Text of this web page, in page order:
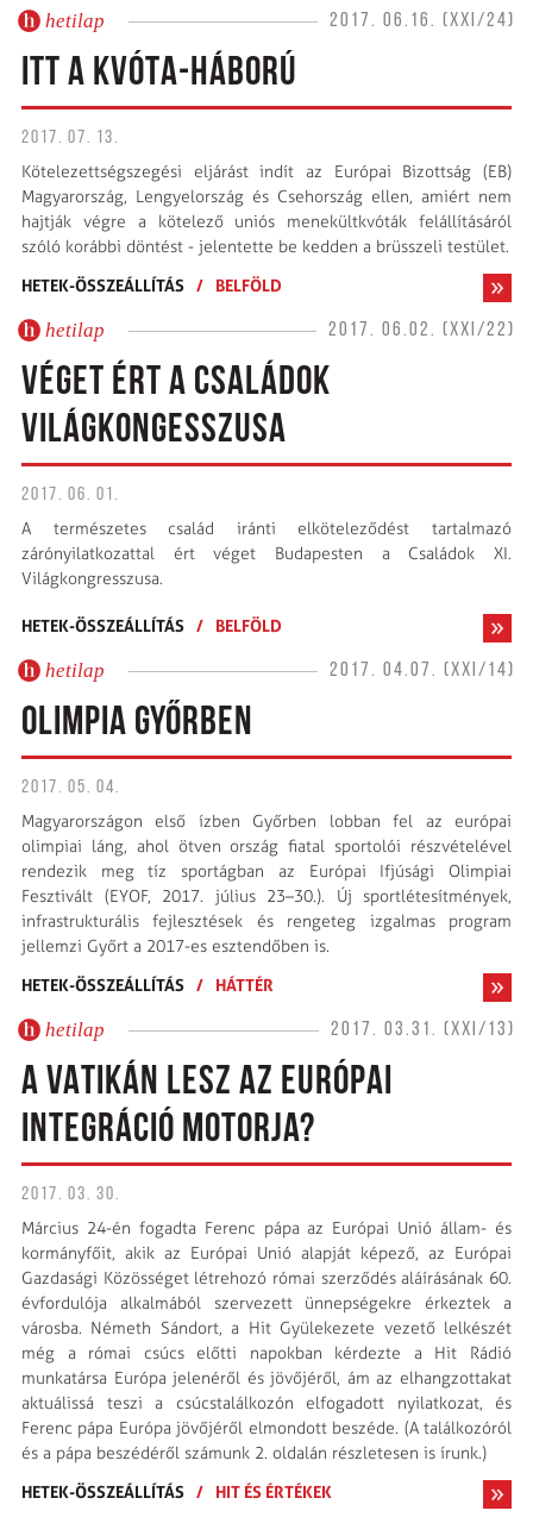
hetilap 2017. 06.16. (XXI/24)
ITT A KVÓTA-HÁBORÚ
2017. 07. 13.
Kötelezettségszegési eljárást indít az Európai Bizottság (EB)
Magyarország, Lengyelország és Csehország ellen, amiért nem
hajtják végre a kötelező uniós menekültkvóták felállításáról
szóló korábbi döntést - jelentette be kedden a brüsszeli testület.
HETEK-ÖSSZEÁLLÍTÁS / BELFÖLD
hetilap 2017. 06.02. (XXI/22)
VÉGET ÉRT A CSALÁDOK
VILÁGKONGESSZUSA
2017. 06. 01.
A természetes család iránti elköteleződést tartalmazó
zárónyilatkozattal ért véget Budapesten a Családok XI.
Világkongresszusa.
HETEK-ÖSSZEÁLLÍTÁS / BELFÖLD
hetilap 2017. 04.07. (XXI/14)
OLIMPIA GYŐRBEN
2017. 05. 04.
Magyarországon első ízben Győrben lobban fel az európai
olimpiai láng, ahol ötven ország fiatal sportolói részvételével
rendezik meg tíz sportágban az Európai Ifjúsági Olimpiai
Fesztivált (EYOF, 2017. július 23–30.). Új sportlétesítmények,
infrastrukturális fejlesztések és rengeteg izgalmas program
jellemzi Győrt a 2017-es esztendőben is.
HETEK-ÖSSZEÁLLÍTÁS / HÁTTÉR
hetilap 2017. 03.31. (XXI/13)
A VATIKÁN LESZ AZ EURÓPAI
INTEGRÁCIÓ MOTORJA?
2017. 03. 30.
Március 24-én fogadta Ferenc pápa az Európai Unió állam- és
kormányfőit, akik az Európai Unió alapját képező, az Európai
Gazdasági Közösséget létrehozó római szerződés aláírásának 60.
évfordulója alkalmából szervezett ünnepségekre érkeztek a
városba. Németh Sándort, a Hit Gyülekezete vezető lelkészét
még a római csúcs előtti napokban kérdezte a Hit Rádió
munkatársa Európa jelenéről és jövőjéről, ám az elhangzottakat
aktuálissá teszi a csúcstalálkozón elfogadott nyilatkozat, és
Ferenc pápa Európa jövőjéről elmondott beszéde. (A találkozóról
és a pápa beszédéről számunk 2. oldalán részletesen is írunk.)
HETEK-ÖSSZEÁLLÍTÁS / HIT ÉS ÉRTÉKEK